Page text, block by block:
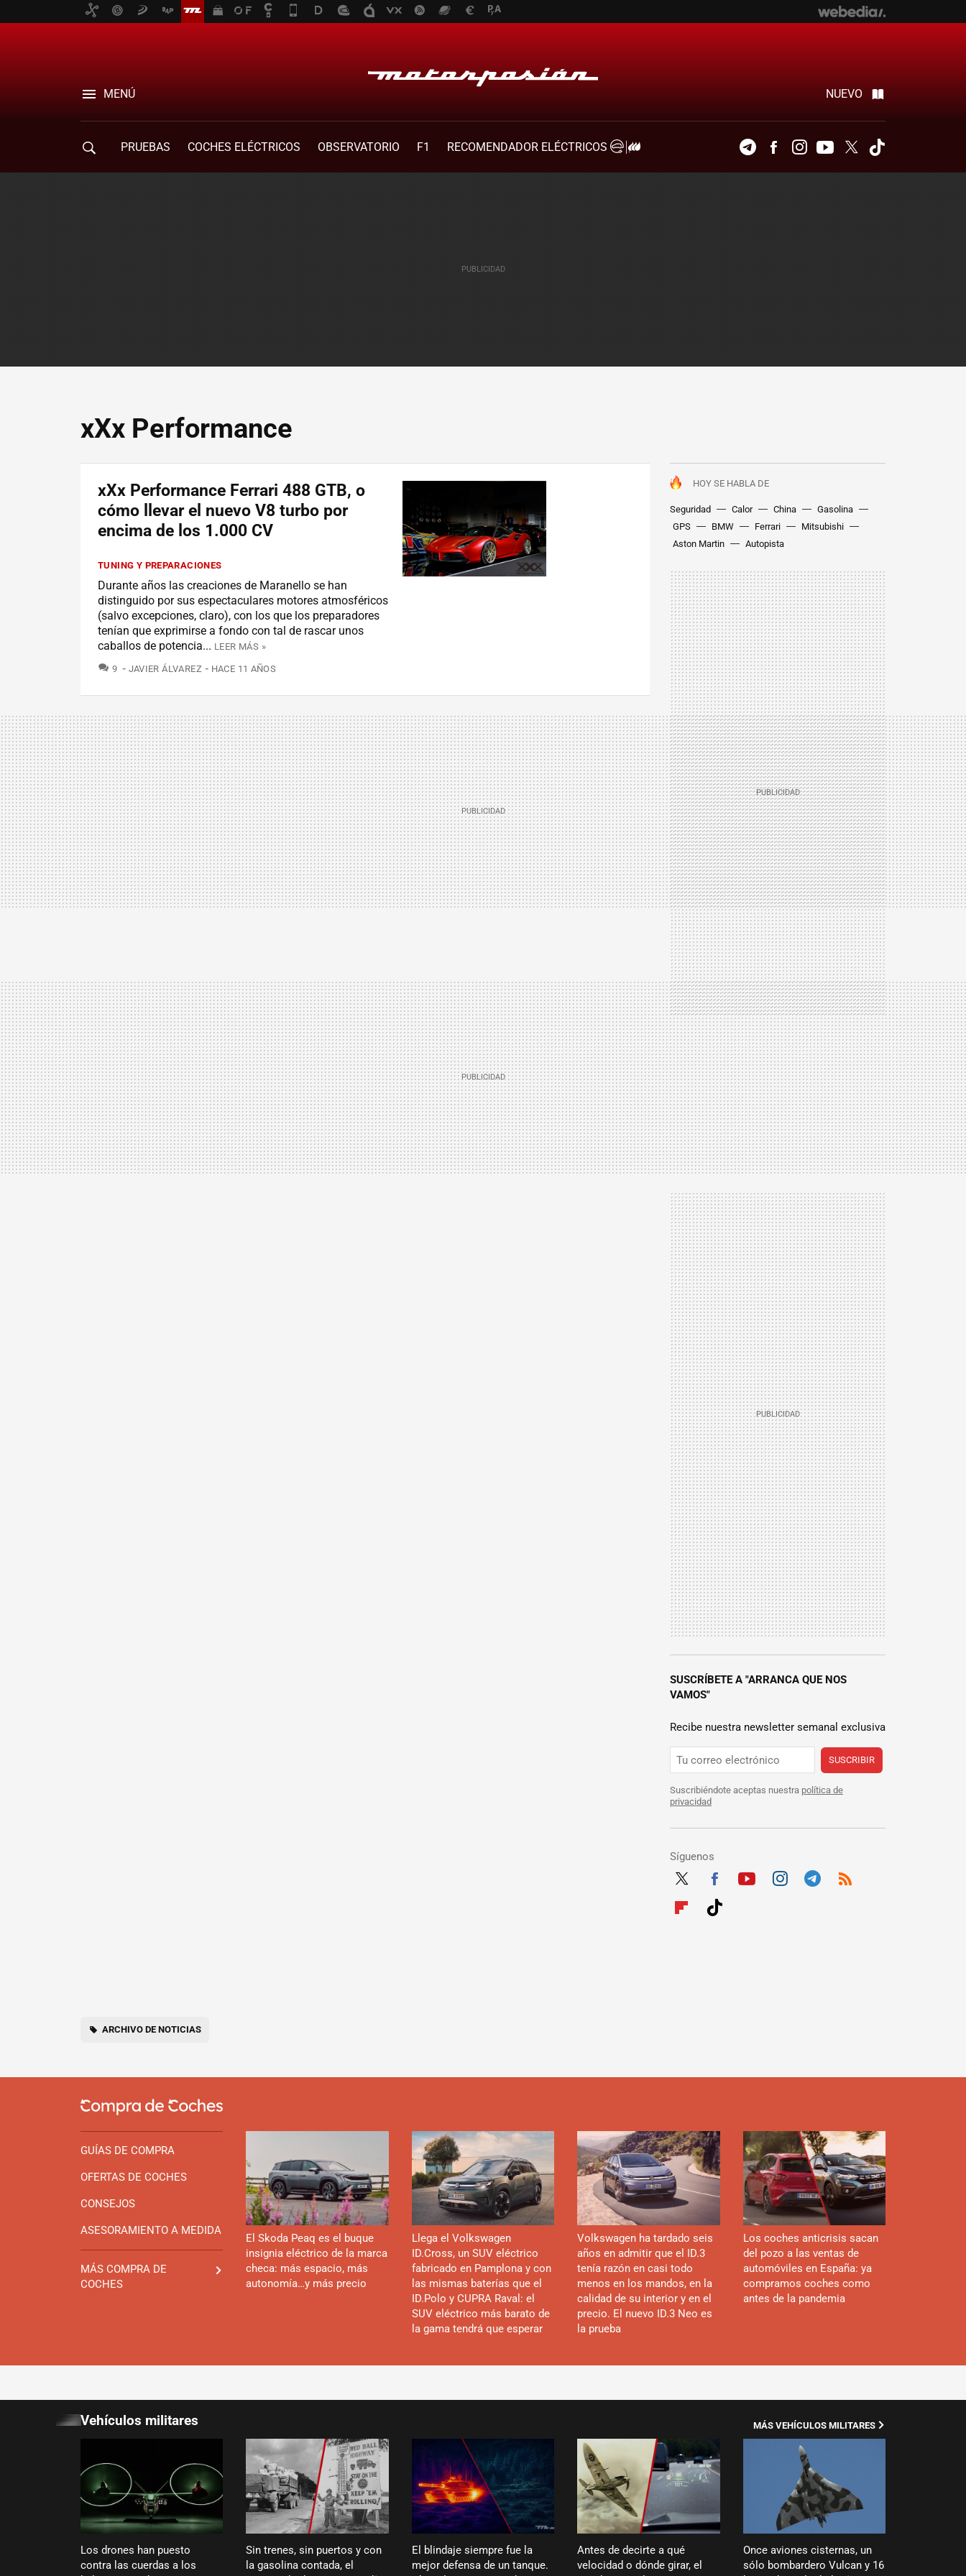
MENÚ NUEVO
PRUEBAS COCHES ELÉCTRICOS OBSERVATORIO F1
RECOMENDADOR ELÉCTRICOS
TelegramFacebookInstagramYoutubeTwitter
xXx Performance
HOY SE HABLA DE
Seguridad Calor China
Gasolina
GPS
BMW Ferrari
Mitsubishi
Aston Martin
Autopista
xXx Performance Ferrari 488 GTB, o
cómo llevar el nuevo V8 turbo por
encima de los 1.000 CV
TUNING Y PREPARACIONES
Durante años las creaciones de Maranello se han
distinguido por sus espectaculares motores atmosféricos
(salvo excepciones, claro), con los que los preparadores
tenían que exprimirse a fondo con tal de rascar unos
caballos de potencia... LEER MÁS »
9 COMENTARIOS
JAVIER ÁLVAREZ HACE 11 AÑOS
SUSCRÍBETE A "ARRANCA QUE NOS
VAMOS"
Recibe nuestra newsletter semanal exclusiva
SUSCRIBIR
Suscribiéndote aceptas nuestra política de
privacidad
Síguenos
Twit
Fac
ARCHIVO DE NOTICIAS
GUÍAS DE COMPRA
OFERTAS DE COCHES
CONSEJOS
ASESORAMIENTO A MEDIDA
MÁS COMPRA DE
COCHES
El Skoda Peaq es el buque
insignia eléctrico de la marca
checa: más espacio, más
autonomía…y más precio
Llega el Volkswagen
ID.Cross, un SUV eléctrico
fabricado en Pamplona y con
las mismas baterías que el
ID.Polo y CUPRA Raval: el
SUV eléctrico más barato de
la gama tendrá que esperar
Volkswagen ha tardado seis
años en admitir que el ID.3
tenía razón en casi todo
menos en los mandos, en la
calidad de su interior y en el
precio. El nuevo ID.3 Neo es
la prueba
Los coches anticrisis sacan
del pozo a las ventas de
automóviles en España: ya
compramos coches como
antes de la pandemia
Vehículos militares
Los drones han puesto
contra las cuerdas a los
Sin trenes, sin puertos y con
la gasolina contada, el
El blindaje siempre fue la
mejor defensa de un tanque.
Antes de decirte a qué
velocidad o dónde girar, el
Once aviones cisternas, un
sólo bombardero Vulcan y 16
MÁS VEHÍCULOS MILITARES